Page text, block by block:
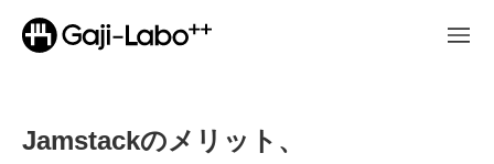
Jamstackのメリット、